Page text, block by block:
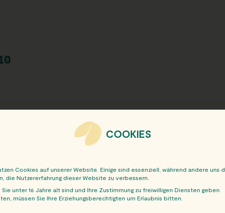
COOKIES
Cookies auf unserer Website. Einige sind essenziell, während andere uns
die Nutzererfahrung dieser Website zu verbessern.
Sie unter 16 Jahre alt sind und Ihre Zustimmung zu freiwilligen Diensten geben
müssen Sie Ihre Erziehungsberechtigten um Erlaubnis bitten.